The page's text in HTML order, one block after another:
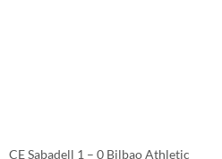
CE Sabadell 1 – 0 Bilbao Athletic